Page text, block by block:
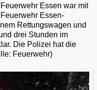
Essen war mit
Essen-
Rettungswagen und
drei Stunden im
Die Polizei hat die
Feuerwehr)